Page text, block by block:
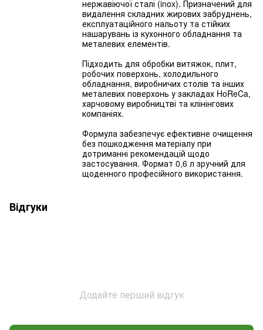
нержавіючої сталі (inox). Призначений для
видалення складних жирових забруднень,
експлуатаційного нальоту та стійких
нашарувань із кухонного обладнання та
металевих елементів.
Підходить для обробки витяжок, плит,
робочих поверхонь, холодильного
обладнання, виробничих столів та інших
металевих поверхонь у закладах HoReCa,
харчовому виробництві та клінінгових
компаніях.
Формула забезпечує ефективне очищення
без пошкодження матеріалу при
дотриманні рекомендацій щодо
застосування. Формат 0,6 л зручний для
щоденного професійного використання.
Відгуки
Додайте перший відгук